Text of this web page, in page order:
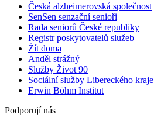
Česká alzheimerovská společnost
SenSen senzační senioři
Rada seniorů České republiky
Registr poskytovatelů služeb
Žít doma
Anděl strážný
Služby Život 90
Sociální služby Libereckého kraje
Erwin Böhm Institut
Podporují nás